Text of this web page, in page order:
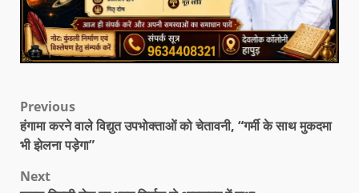
Previous
हंगामा करने वाले विद्युत उपभोक्ताओं को चेतावनी, “गर्मी के साथ मुकदमा
भी झेलना पड़ेगा”
Next